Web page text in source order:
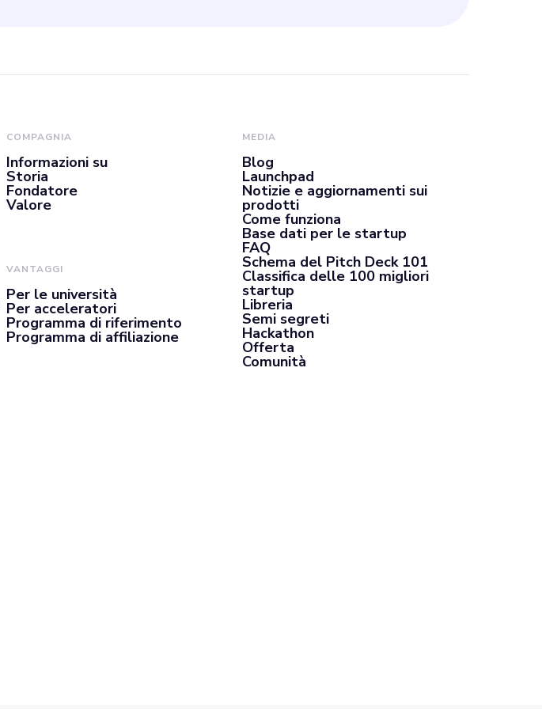
COMPAGNIA
Informazioni su
Storia
Fondatore
Valore
VANTAGGI
Per le università
Per acceleratori
Programma di riferimento
Programma di affiliazione
MEDIA
Blog
Launchpad
Notizie e aggiornamenti sui
prodotti
Come funziona
Base dati per le startup
FAQ
Schema del Pitch Deck 101
Classifica delle 100 migliori
startup
Libreria
Semi segreti
Hackathon
Offerta
Comunità